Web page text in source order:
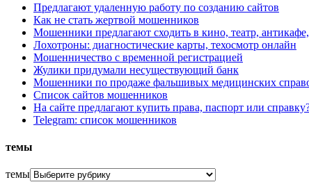
Предлагают удаленную работу по созданию сайтов
Как не стать жертвой мошенников
Мошенники предлагают сходить в кино, театр,
Лохотроны: диагностические карты, техосмотр онлайн
Мошенничество с временной регистрацией
Жулики придумали несуществующий банк
Мошенники по продаже фальшивых медицинских
Список сайтов мошенников
На сайте предлагают купить права, паспорт или
Telegram: список мошенников
темы
темы